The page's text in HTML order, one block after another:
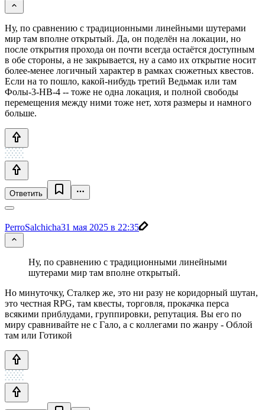
Ну, по сравнению с традиционными линейными шутерами
мир там вполне открытый. Да, он поделён на локации, но
после открытия прохода он почти всегда остаётся доступным
в обе стороны, а не закрывается, ну а само их открытие носит
более-менее логичный характер в рамках сюжетных квестов.
Если на то пошло, какой-нибудь третий Ведьмак или там
Фолы-3-НВ-4 -- тоже не одна локация, и полной свободы
перемещения между ними тоже нет, хотя размеры и намного
больше.
Ответить
PerroSalchicha31 мая 2025 в 22:35
Ну, по сравнению с традиционными линейными
шутерами мир там вполне открытый.
Но минуточку, Сталкер же, это ни разу не коридорный шутан,
это честная RPG, там квесты, торговля, прокачка перса
всякими приблудами, группировки, репутация. Вы его по
миру сравнивайте не с Гало, а с коллегами по жанру - Облой
там или Готикой